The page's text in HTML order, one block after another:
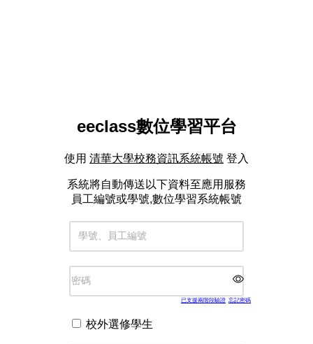
eeclass數位學習平台
使用 清華大學校務資訊系統帳號 登入
系統將自動傳送以下資料至應用服務
員工編號或學號,數位學習系統帳號
學號、員工編號
密碼
已支援兩階段驗證 忘記密碼
校外選修學生